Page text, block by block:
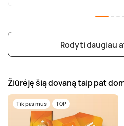
Rodyti daugiau
Žiūrėję šią dovaną taip pat
Tik pas mus TOP